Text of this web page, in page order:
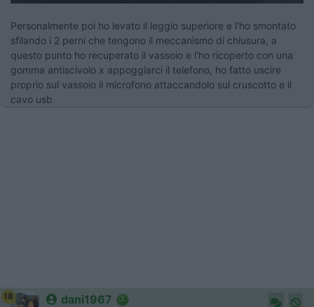
Personalmente poi ho levato il leggio superiore e l'ho smontato
sfilando i 2 perni che tengono il meccanismo di chiusura, a
questo punto ho recuperato il vassoio e l'ho ricoperto con una
gomma antiscivolo x appoggiarci il telefono, ho fatto uscire
proprio sul vassoio il microfono attaccandolo sul cruscotto e il
cavo usb
18 dani1967